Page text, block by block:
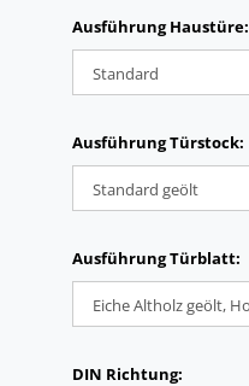
Ausführung Haustüre:
Ausführung Türstock:
Ausführung Türblatt:
DIN Richtung: